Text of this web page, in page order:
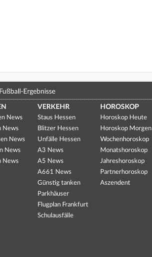
Fußball-Ergebnisse
News
News
News
News
News
VERKEHR
Staus Hessen
Blitzer Hessen
Unfälle Hessen
A3 News
A5 News
A661 News
Günstig tanken
Parkhäuser
Flugplan Frankfurt
Schulausfälle
HOROSKOP
Horoskop Heute
Horoskop Morgen
Wochenhoroskop
Monatshoroskop
Jahreshoroskop
Partnerhoroskop
Aszendent